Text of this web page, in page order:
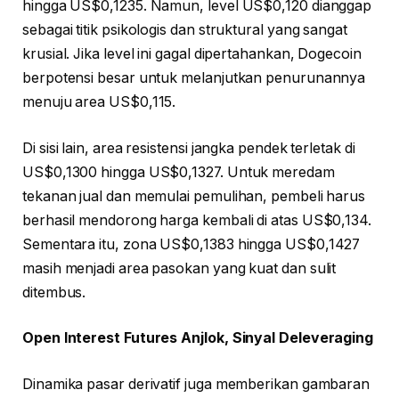
hingga US$0,1235. Namun, level US$0,120 dianggap
sebagai titik psikologis dan struktural yang sangat
krusial. Jika level ini gagal dipertahankan, Dogecoin
berpotensi besar untuk melanjutkan penurunannya
menuju area US$0,115.
Di sisi lain, area resistensi jangka pendek terletak di
US$0,1300 hingga US$0,1327. Untuk meredam
tekanan jual dan memulai pemulihan, pembeli harus
berhasil mendorong harga kembali di atas US$0,134.
Sementara itu, zona US$0,1383 hingga US$0,1427
masih menjadi area pasokan yang kuat dan sulit
ditembus.
Open Interest Futures Anjlok, Sinyal Deleveraging
Dinamika pasar derivatif juga memberikan gambaran